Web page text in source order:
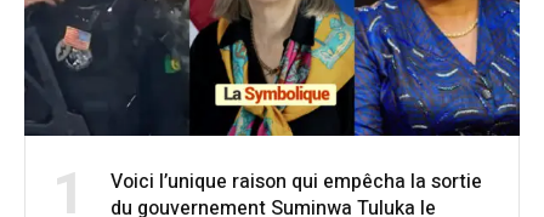
1
Voici l’unique raison qui empêcha la sortie
du gouvernement Suminwa Tuluka le